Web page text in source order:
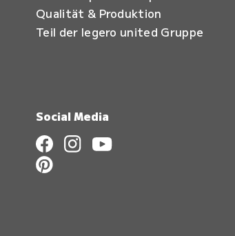
Qualität & Produktion
Teil der legero united Gruppe
Social Media